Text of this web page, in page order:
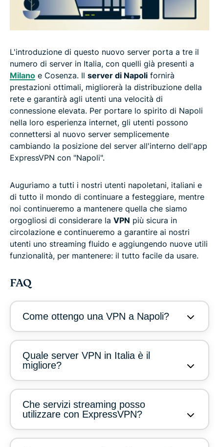
L'introduzione di questo nuovo server porta a tre il
numero di server in Italia, con quelli già presenti a
Milano e Cosenza. Il server di Napoli fornirà
prestazioni ottimali, migliorerà la distribuzione della
rete e garantirà agli utenti una velocità di
connessione elevata. Per portare lo spirito di Napoli
nella loro esperienza internet, gli utenti possono
connettersi al nuovo server semplicemente
cambiando la posizione del server all'interno dell'app
ExpressVPN con "Napoli".
Auguriamo a tutti i nostri utenti napoletani, italiani e
di tutto il mondo di continuare a festeggiare, mentre
noi continueremo a mantenere quella che siamo
orgogliosi di considerare la VPN più sicura in
circolazione e continueremo a garantire ai nostri
utenti uno streaming fluido e aggiungendo nuove utili
funzionalità, per mantenere: il tutto facile da usare.
FAQ
Come ottengo una VPN a Napoli?
Quale server VPN in Italia è il
migliore?
Che servizi streaming posso
utilizzare con ExpressVPN?